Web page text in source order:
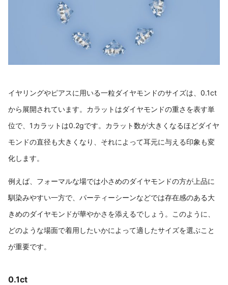
イヤリングやピアスに用いる一粒ダイヤモンドのサイズは、0.1ct
から展開されています。カラットはダイヤモンドの重さを表す単
位で、1カラットは0.2gです。カラット数が大きくなるほどダイヤ
モンドの直径も大きくなり、それによって耳元に与える印象も変
化します。
例えば、フォーマルな場では小さめのダイヤモンドの方が上品に
馴染みやすい一方で、パーティーシーンなどでは存在感のある大
きめのダイヤモンドが華やかさを添えるでしょう。このように、
どのような場面で着用したいかによって適したサイズを選ぶこと
が重要です。
0.1ct